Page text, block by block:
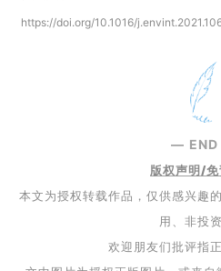
版权声明/免
用、非投
欢迎朋友们批评指
文中图片为授权正版图片，或来
根据CC0协议使用，
任何问题，请与我们